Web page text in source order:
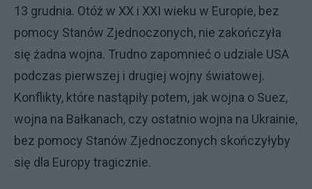
13 grudnia. Otóż w XX i XXI wieku w Europie, bez
pomocy Stanów Zjednoczonych, nie zakończyła
się żadna wojna. Trudno zapomnieć o udziale USA
podczas pierwszej i drugiej wojny światowej.
Konflikty, które nastąpiły potem, jak wojna o Suez,
wojna na Bałkanach, czy ostatnio wojna na Ukrainie,
bez pomocy Stanów Zjednoczonych skończyłyby
się dla Europy tragicznie.